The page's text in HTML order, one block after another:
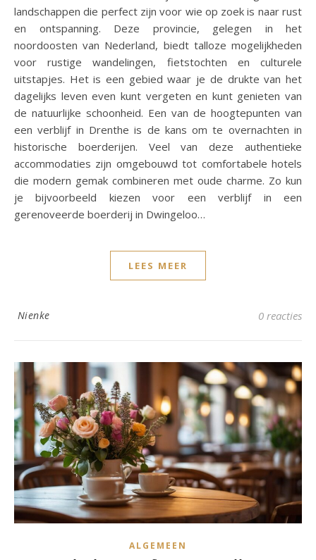
landschappen die perfect zijn voor wie op zoek is naar rust
en ontspanning. Deze provincie, gelegen in het
noordoosten van Nederland, biedt talloze mogelijkheden
voor rustige wandelingen, fietstochten en culturele
uitstapjes. Het is een gebied waar je de drukte van het
dagelijks leven even kunt vergeten en kunt genieten van
de natuurlijke schoonheid. Een van de hoogtepunten van
een verblijf in Drenthe is de kans om te overnachten in
historische boerderijen. Veel van deze authentieke
accommodaties zijn omgebouwd tot comfortabele hotels
die modern gemak combineren met oude charme. Zo kun
je bijvoorbeeld kiezen voor een verblijf in een
gerenoveerde boerderij in Dwingeloo…
LEES MEER
Nienke 0 reacties
ALGEMEEN